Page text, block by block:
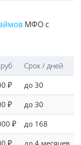
МФО с
Срок / дней
₽ до 30
₽ до 30
₽ до 168